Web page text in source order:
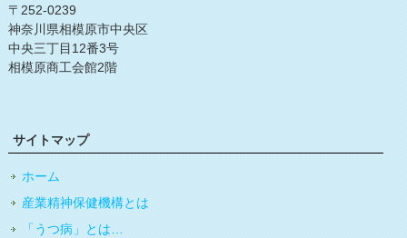
〒252-0239
神奈川県相模原市中央区
中央三丁目12番3号
相模原商工会館2階
サイトマップ
ホーム
産業精神保健機構とは
「うつ病」とは…